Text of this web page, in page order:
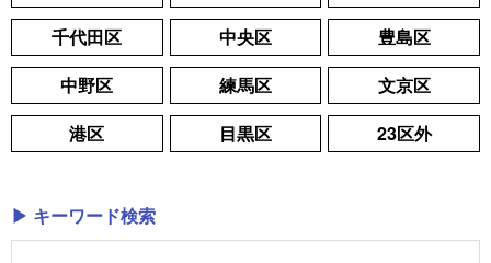
千代田区
中央区
豊島区
中野区
練馬区
文京区
港区
目黒区 23区外
▶ キーワード検索